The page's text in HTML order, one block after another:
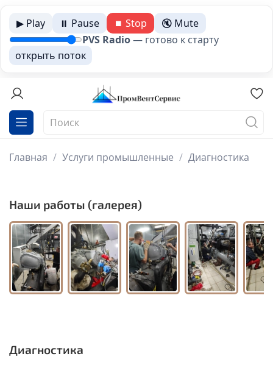
▶ Play ⏸ Pause ⏹ Stop
🔇 Mute
PVS Radio— готово к старту
открыть поток
Главная Услуги промышленные Диагностика
Наши работы (галерея)
Диагностика